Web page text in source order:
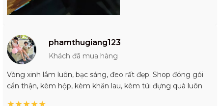
phamthugiang123
Khách đã mua hàng
Vòng xinh lắm luôn, bạc sáng, đeo rất đẹp. Shop đóng gói
cẩn thận, kèm hộp, kèm khăn lau, kèm túi đựng quà luôn